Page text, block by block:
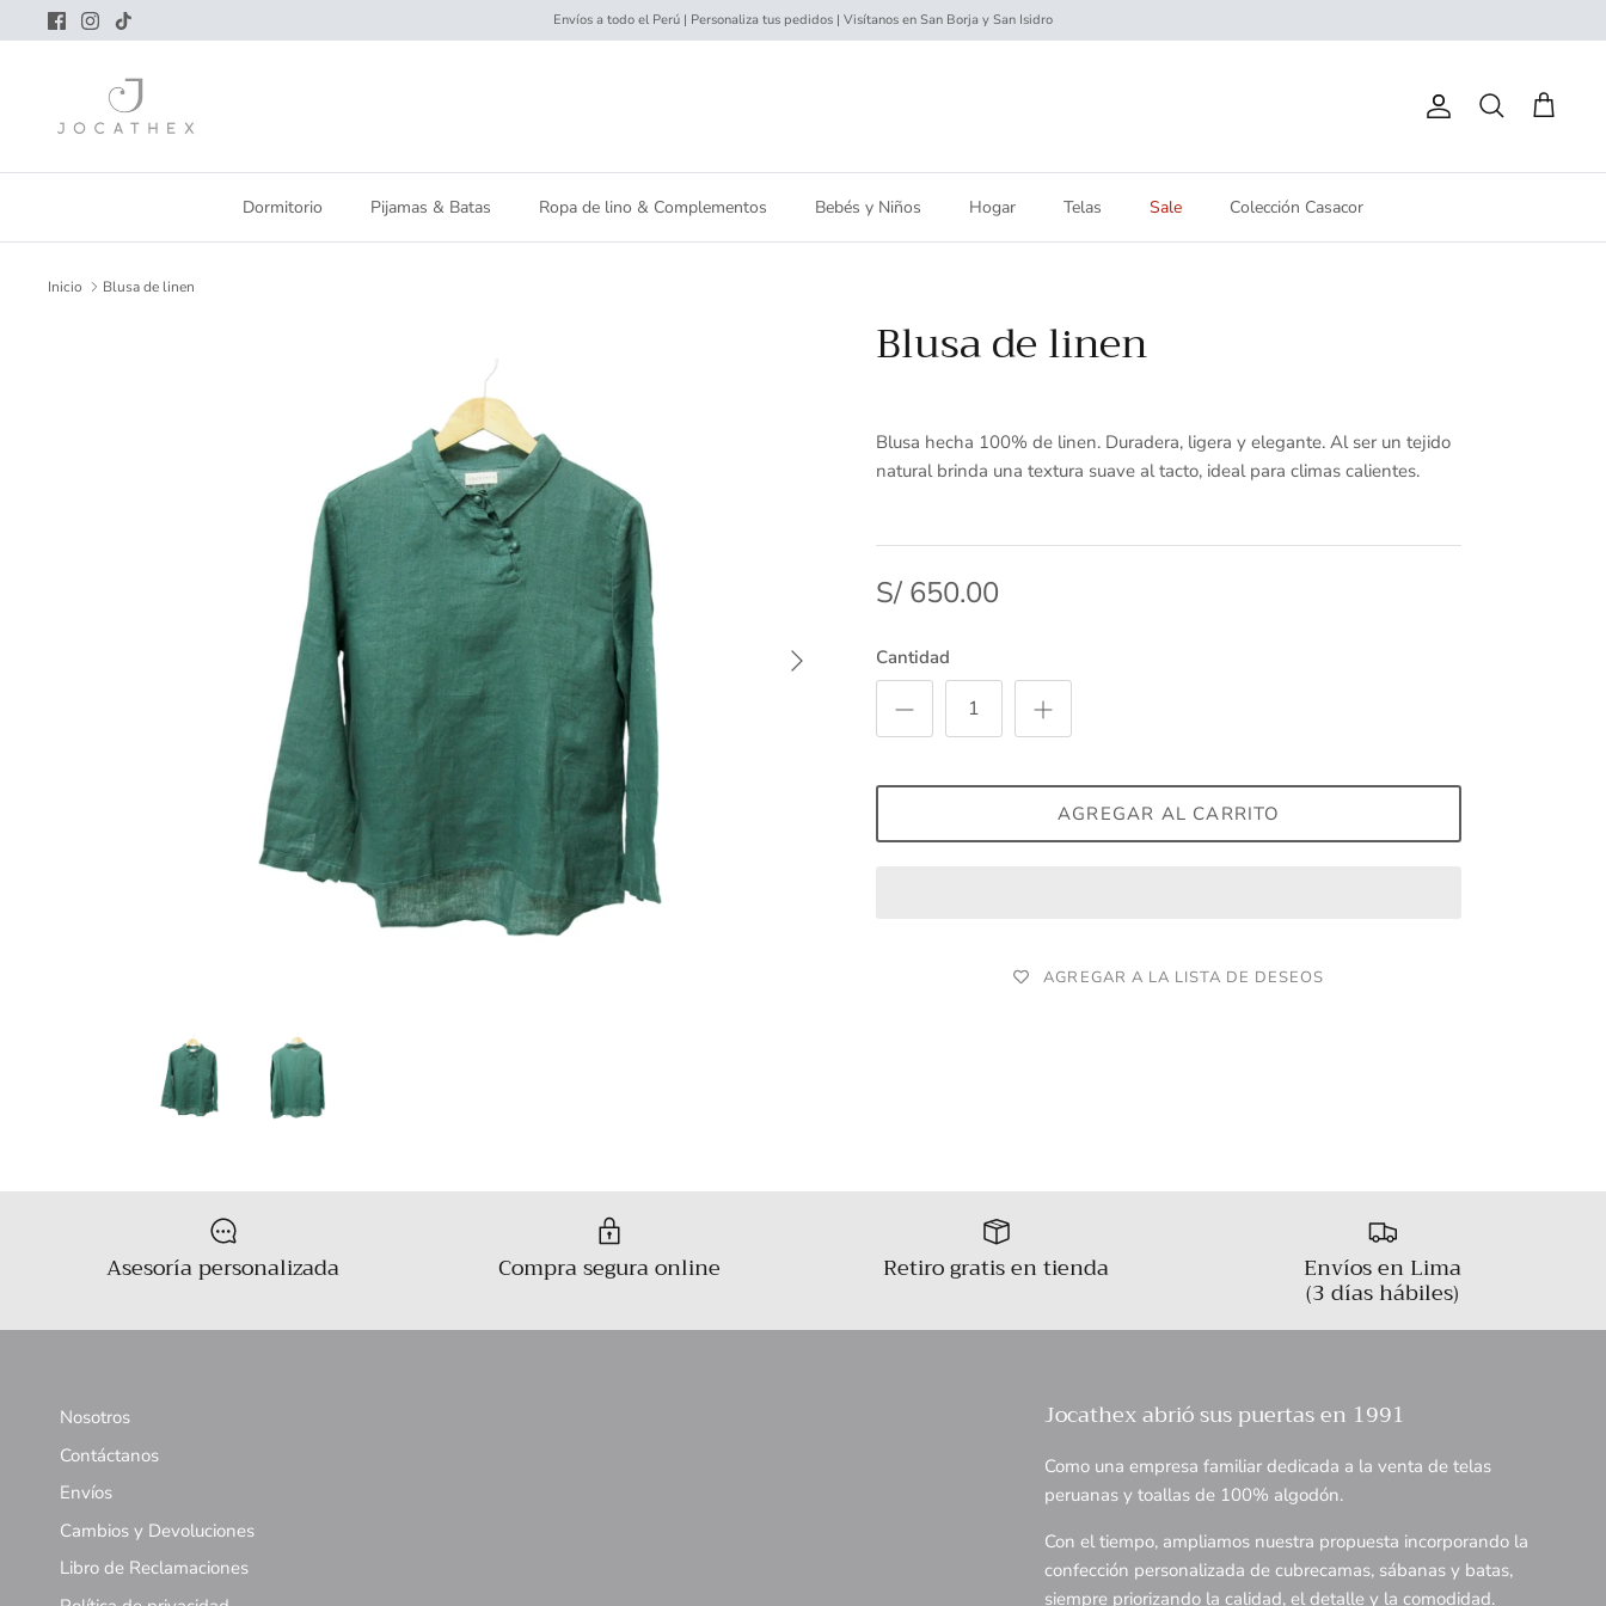
al
Envíos a todo el Perú | Personaliza tus pedidos | Visítanos en San Borja y San Isidro
CuentaBuscar Carrito
Dormitorio Pijamas & Batas Ropa de lino & Complementos Bebés y Niños Hogar Telas Sale Colección Casacor
Inicio Blusa de linen
Blusa de linen
Blusa hecha 100% de linen. Duradera, ligera y elegante. Al ser un tejido
natural brinda una textura suave al tacto, ideal para climas calientes.
S/ 650.00
Cantidad
AGREGAR AL CARRITO
AGREGAR A LA LISTA DE DESEOS
Asesoría personalizada Compra segura online Retiro gratis en tienda Envíos en Lima
(3 días hábiles)
Nosotros
Contáctanos
Envíos
Cambios y Devoluciones
Libro de Reclamaciones
Jocathex abrió sus puertas en 1991
Como una empresa familiar dedicada a la venta de telas
peruanas y toallas de 100% algodón.
Con el tiempo, ampliamos nuestra propuesta incorporando la
confección personalizada de cubrecamas, sábanas y batas,
siempre priorizando la calidad, el detalle y la comodidad.